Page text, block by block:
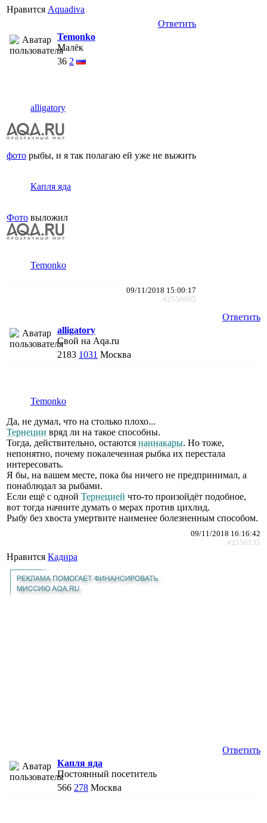
Нравится Aquadiva
Ответить
Temonko
Малёк
36 2
alligatory
фото рыбы, и я так полагаю ей уже не выжить
Капля яда
Фото выложил
Temonko
09/11/2018 15:00:17
#2556095
Ответить
alligatory
Свой на Aqa.ru
2183 1031 Москва
Temonko
Да, не думал, что на столько плохо...
Тернеции вряд ли на такое способны.
Тогда, действительно, остаются наннакары. Но тоже,
непонятно, почему покалеченная рыбка их перестала
интересовать.
Я бы, на вашем месте, пока бы ничего не предпринимал, а
понаблюдал за рыбами.
Если ещё с одной Тернецией что-то произойдёт подобное,
вот тогда начните думать о мерах против цихлид.
Рыбу без хвоста умертвите наименее болезненным способом.
09/11/2018 16:16:42
#2556135
Нравится Кадира
Ответить
Капля яда
Постоянный посетитель
566 278 Москва